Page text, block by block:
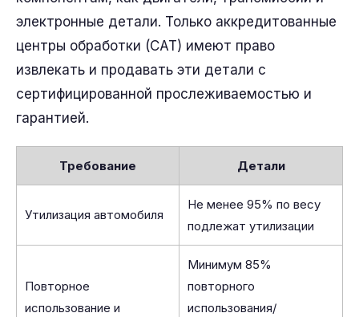
электронные детали. Только аккредитованные
центры обработки (CAT) имеют право
извлекать и продавать эти детали с
сертифицированной прослеживаемостью и
гарантией.
Требование Детали
Утилизация автомобиля
Не менее 95% по весу
подлежат утилизации
Повторное
использование и
Минимум 85%
повторного
использования/